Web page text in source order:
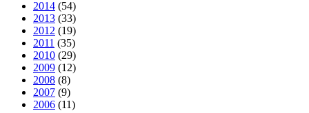
2014 (54)
2013 (33)
2012 (19)
2011 (35)
2010 (29)
2009 (12)
2008 (8)
2007 (9)
2006 (11)